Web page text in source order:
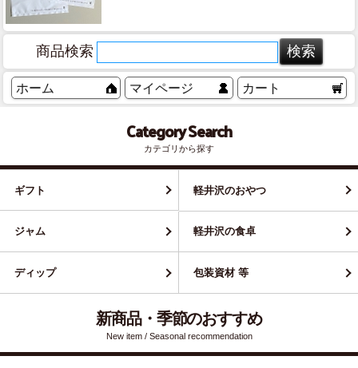
商品検索
ホーム マイページ カート
Category Search
カテゴリから探す
ギフト 軽井沢のおやつ
ジャム 軽井沢の食卓
ディップ 包装資材 等
新商品・季節のおすすめ
New item / Seasonal recommendation